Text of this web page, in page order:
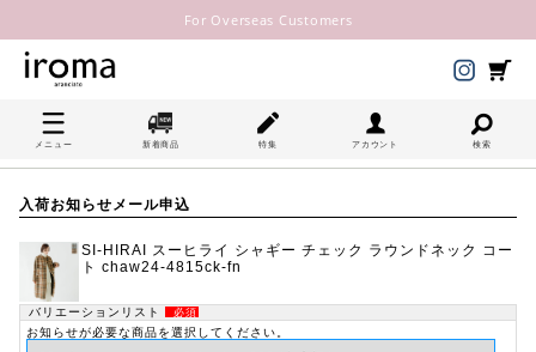
For Overseas Customers
メニュー 新着商品 特集 アカウント 検索
入荷お知らせメール申込
SI-HIRAI スーヒライ シャギー チェック ラウンドネック コー
ト chaw24-4815ck-fn
バリエーションリスト 必須
お知らせが必要な商品を選択してください。